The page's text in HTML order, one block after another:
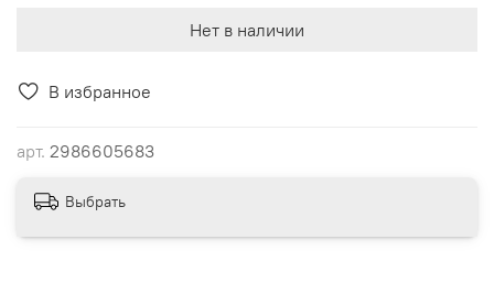
В избранное
арт. 2986605683
Нет в наличии
Выбрать